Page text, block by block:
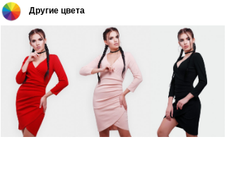
Другие цвета